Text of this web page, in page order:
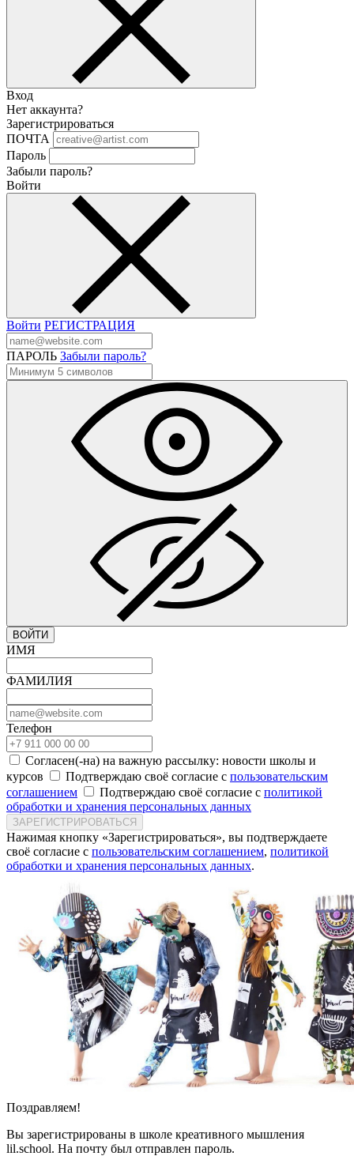
Вход
Нет аккаунта?
Зарегистрироваться
ПОЧТА
Пароль
Забыли пароль?
Войти
Войти РЕГИСТРАЦИЯ
ПАРОЛЬ Забыли пароль?
ВОЙТИ
ИМЯ
ФАМИЛИЯ
Телефон
Согласен(-на) на важную рассылку: новости школы и
курсов
Подтверждаю своё согласие с пользовательским
соглашением
Подтверждаю своё согласие с политикой
обработки и хранения персональных данных
ЗАРЕГИСТРИРОВАТЬСЯ
Нажимая кнопку «Зарегистрироваться», вы подтверждаете
своё согласие с пользовательским соглашением, политикой
обработки и хранения персональных данных.
Поздравляем!
Вы зарегистрированы в школе креативного мышления
lil.school. На почту был отправлен пароль.